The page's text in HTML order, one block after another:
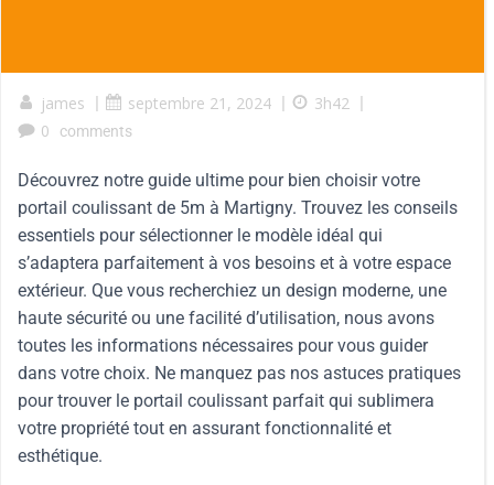
james | septembre 21, 2024 | 3h42 |
0
comments
Découvrez notre guide ultime pour bien choisir votre
portail coulissant de 5m à Martigny. Trouvez les conseils
essentiels pour sélectionner le modèle idéal qui
s’adaptera parfaitement à vos besoins et à votre espace
extérieur. Que vous recherchiez un design moderne, une
haute sécurité ou une facilité d’utilisation, nous avons
toutes les informations nécessaires pour vous guider
dans votre choix. Ne manquez pas nos astuces pratiques
pour trouver le portail coulissant parfait qui sublimera
votre propriété tout en assurant fonctionnalité et
esthétique.